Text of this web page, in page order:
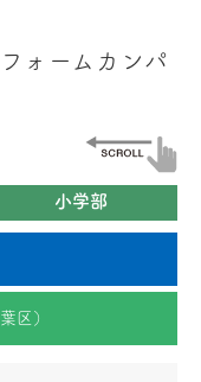
ォームカンパ
小学部
区）